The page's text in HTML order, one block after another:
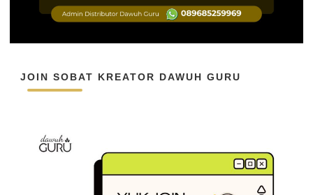
JOIN SOBAT KREATOR DAWUH GURU